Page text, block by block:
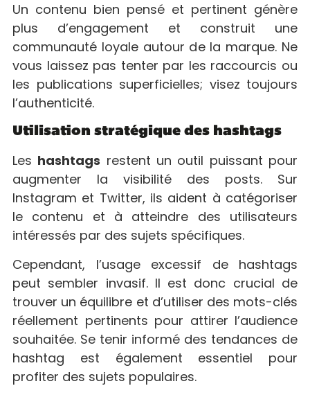
Un contenu bien pensé et pertinent génère
plus d’engagement et construit une
communauté loyale autour de la marque. Ne
vous laissez pas tenter par les raccourcis ou
les publications superficielles; visez toujours
l’authenticité.
Utilisation stratégique des hashtags
Les hashtags restent un outil puissant pour
augmenter la visibilité des posts. Sur
Instagram et Twitter, ils aident à catégoriser
le contenu et à atteindre des utilisateurs
intéressés par des sujets spécifiques.
Cependant, l’usage excessif de hashtags
peut sembler invasif. Il est donc crucial de
trouver un équilibre et d’utiliser des mots-clés
réellement pertinents pour attirer l’audience
souhaitée. Se tenir informé des tendances de
hashtag est également essentiel pour
profiter des sujets populaires.